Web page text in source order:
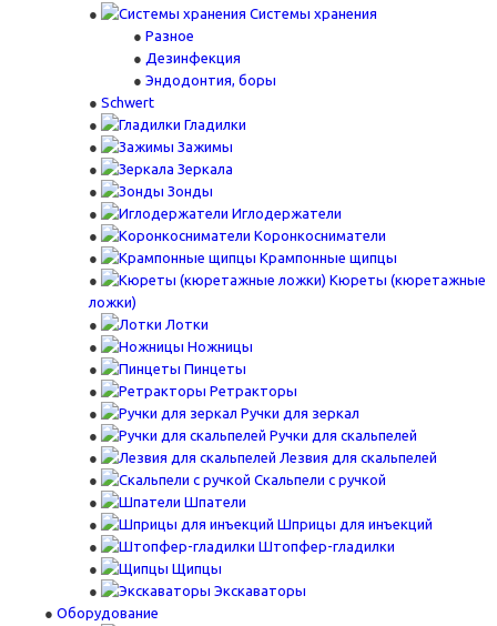
Системы хранения
Разное
Дезинфекция
Эндодонтия, боры
Schwert
Гладилки
Зажимы
Зеркала
Зонды
Иглодержатели
Коронкосниматели
Крампонные щипцы
Кюреты (кюретажные
ложки)
Лотки
Ножницы
Пинцеты
Ретракторы
Ручки для зеркал
Ручки для скальпелей
Лезвия для скальпелей
Скальпели с ручкой
Шпатели
Шприцы для инъекций
Штопфер-гладилки
Щипцы
Экскаваторы
Оборудование